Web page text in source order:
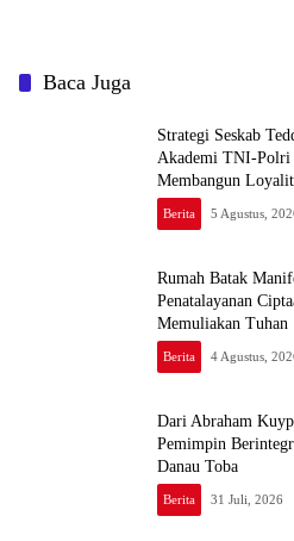
Baca Juga
Strategi Seskab
Akademi TNI-Polri
Membangun
Berita 5 Agustus,
Rumah Batak
Penatalayanan
Memuliakan Tuhan
Berita 4 Agustus,
Dari Abraham
Pemimpin
Danau Toba
Berita 31 Juli, 2026